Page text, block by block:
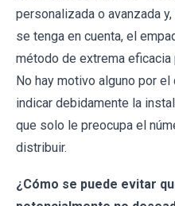
personalizada o avanzada
se tenga en cuenta, el
método de extrema
No hay motivo alguno por
indicar debidamente la
que solo le preocupa el
distribuir.
¿Cómo se puede evitar